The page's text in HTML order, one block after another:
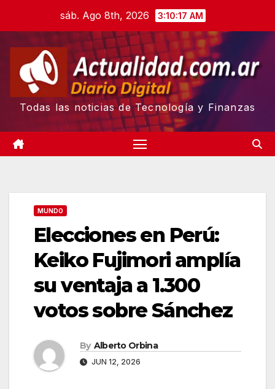
content
sáb. Ago 8th, 2026 3:10:18 AM
Todas las noticias de Tecnología y Finanzas
MUNDO
Elecciones en Perú:
Keiko Fujimori amplía
su ventaja a 1.300
votos sobre Sánchez
By Alberto Orbina
JUN 12, 2026